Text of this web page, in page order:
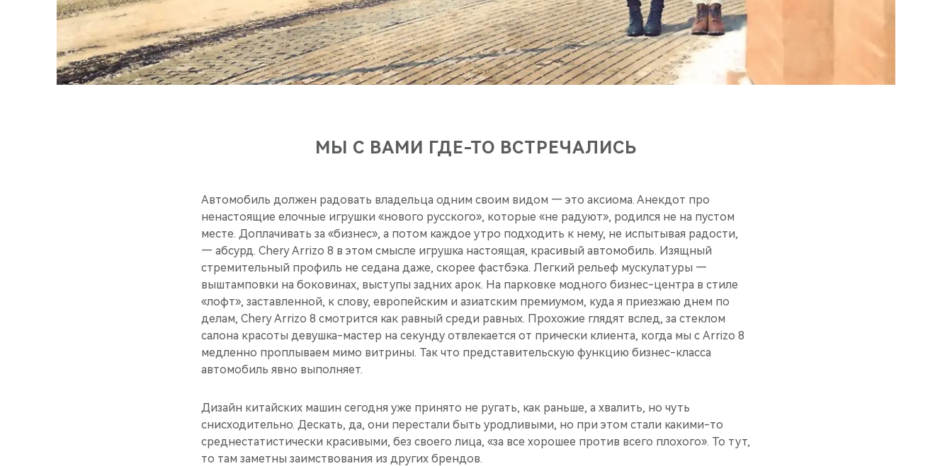
МЫ С ВАМИ ГДЕ-ТО ВСТРЕЧАЛИСЬ
Автомобиль должен радовать владельца одним своим видом — это аксиома. Анекдот про
ненастоящие елочные игрушки «нового русского», которые «не радуют», родился не на пустом
месте. Доплачивать за «бизнес», а потом каждое утро подходить к нему, не испытывая радости,
— абсурд. Chery Arrizo 8 в этом смысле игрушка настоящая, красивый автомобиль. Изящный
стремительный профиль не седана даже, скорее фастбэка. Легкий рельеф мускулатуры —
выштамповки на боковинах, выступы задних арок. На парковке модного бизнес-центра в стиле
«лофт», заставленной, к слову, европейским и азиатским премиумом, куда я приезжаю днем по
делам, Chery Arrizo 8 смотрится как равный среди равных. Прохожие глядят вслед, за стеклом
салона красоты девушка-мастер на секунду отвлекается от прически клиента, когда мы с Arrizo 8
медленно проплываем мимо витрины. Так что представительскую функцию бизнес-класса
автомобиль явно выполняет.
Дизайн китайских машин сегодня уже принято не ругать, как раньше, а хвалить, но чуть
снисходительно. Дескать, да, они перестали быть уродливыми, но при этом стали какими-то
среднестатистически красивыми, без своего лица, «за все хорошее против всего плохого». То тут,
то там заметны заимствования из других брендов.